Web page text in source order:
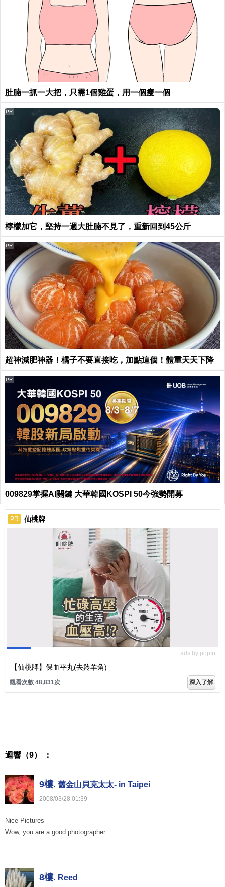
肚腩一抓一大把，只需1個雞蛋，用一個瘦一個
檸檬加它，堅持一週大肚腩不見了，重新回到45公斤
PR
超神減肥神器！橘子不要直接吃，加點這個！體重天天下降
PR
009829掌握AI關鍵 大華韓國KOSPI 50今強勢開募
PR
PR 仙桃牌
ads by popIn
【仙桃牌】保血平丸(去羚羊角)
觀看次數 48,831次 深入了解
迴響（9） ：
9樓. 舊金山貝克太太- in Taipei
2008/03/28 01 :39
Nice Pictures
Wow, you are a good photographer.
8樓. Reed